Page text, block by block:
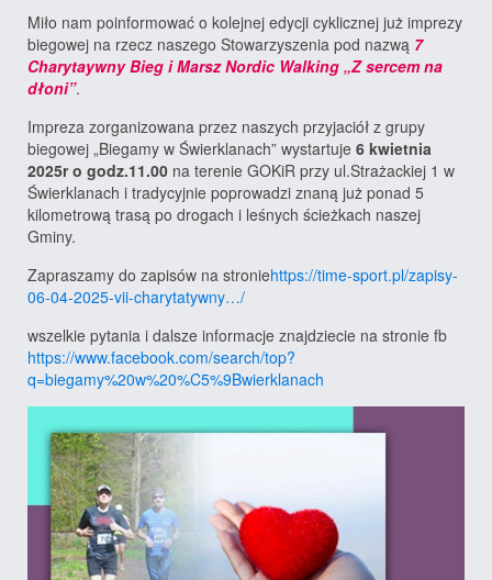
Miło nam poinformować o kolejnej edycji cyklicznej już imprezy
biegowej na rzecz naszego Stowarzyszenia pod nazwą 7
Charytaywny Bieg i Marsz Nordic Walking „Z sercem na
dłoni”.
Impreza zorganizowana przez naszych przyjaciół z grupy
biegowej „Biegamy w Świerklanach” wystartuje 6 kwietnia
2025r o godz.11.00 na terenie GOKiR przy ul.Strażackiej 1 w
Świerklanach i tradycyjnie poprowadzi znaną już ponad 5
kilometrową trasą po drogach i leśnych ścieżkach naszej
Gminy.
Zapraszamy do zapisów na stroniehttps://time-sport.pl/zapisy-
06-04-2025-vii-charytatywny…/
wszelkie pytania i dalsze informacje znajdziecie na stronie fb
https://www.facebook.com/search/top?
q=biegamy%20w%20%C5%9Bwierklanach